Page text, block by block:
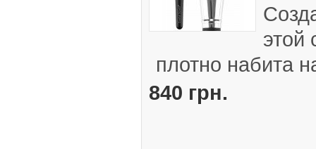
этой
плотно набита
840 грн.